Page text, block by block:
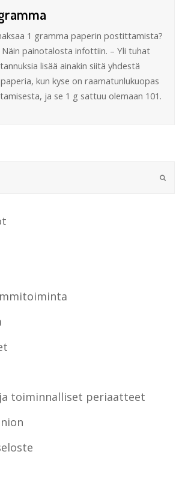
1 gramma paperin postittamista?
painotalosta infottiin. – Yli tuhat
lisää ainakin siitä yhdestä
kun kyse on raamatunlukuopas
ja se 1 g sattuu olemaan 101.
toiminnalliset periaatteet